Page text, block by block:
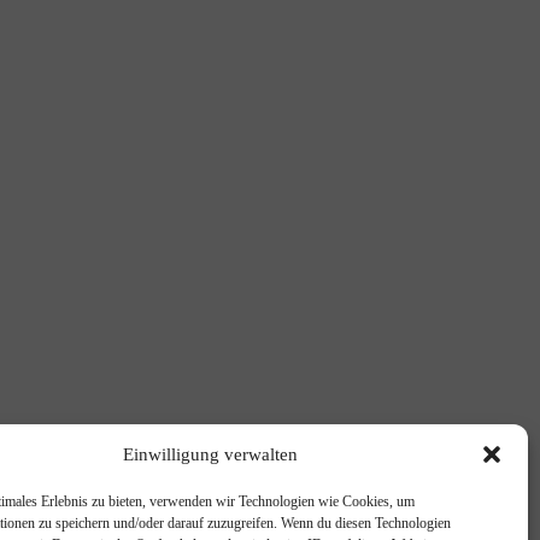
Einwilligung verwalten
Erlebnis zu bieten, verwenden wir Technologien wie Cookies, um
zu speichern und/oder darauf zuzugreifen. Wenn du diesen Technologien